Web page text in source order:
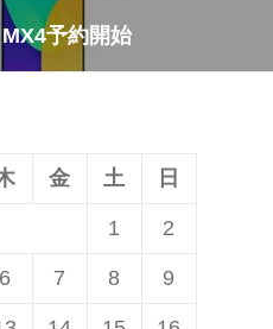
予約開始
金 土 日
1 2
6 7 8 9